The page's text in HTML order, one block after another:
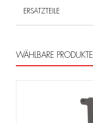
ERSATZTEILE
WÄHLBARE PRODUKTE